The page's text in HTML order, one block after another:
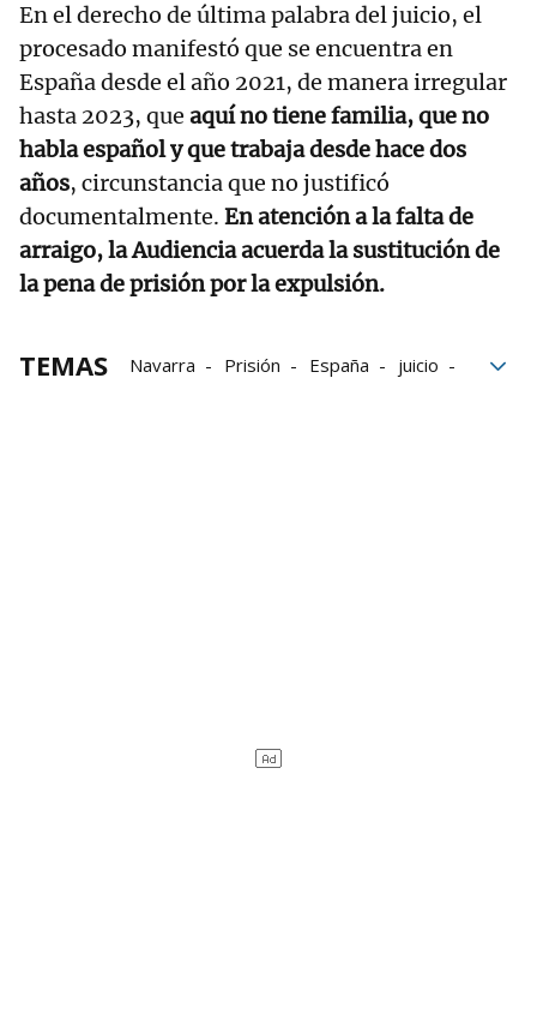
En el derecho de última palabra del juicio, el
procesado manifestó que se encuentra en
España desde el año 2021, de manera irregular
hasta 2023, que aquí no tiene familia, que no
habla español y que trabaja desde hace dos
años, circunstancia que no justificó
documentalmente. En atención a la falta de
arraigo, la Audiencia acuerda la sustitución de
la pena de prisión por la expulsión.
TEMAS Navarra Prisión España
juicio